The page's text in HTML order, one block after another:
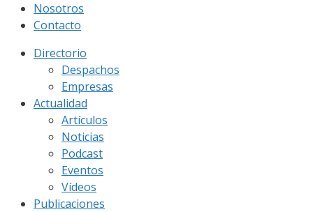
Nosotros
Contacto
Directorio
Despachos
Empresas
Actualidad
Artículos
Noticias
Podcast
Eventos
Vídeos
Publicaciones